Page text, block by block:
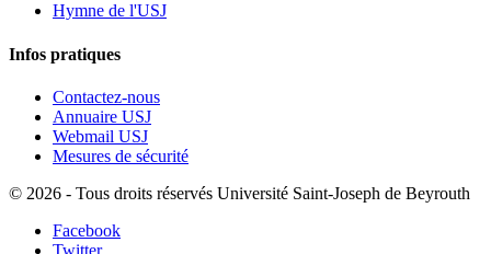
Hymne de l'USJ
Infos pratiques
Contactez-nous
Annuaire USJ
Webmail USJ
Mesures de sécurité
© 2026 - Tous droits réservés Université Saint-Joseph de Beyrouth
Facebook
Twitter